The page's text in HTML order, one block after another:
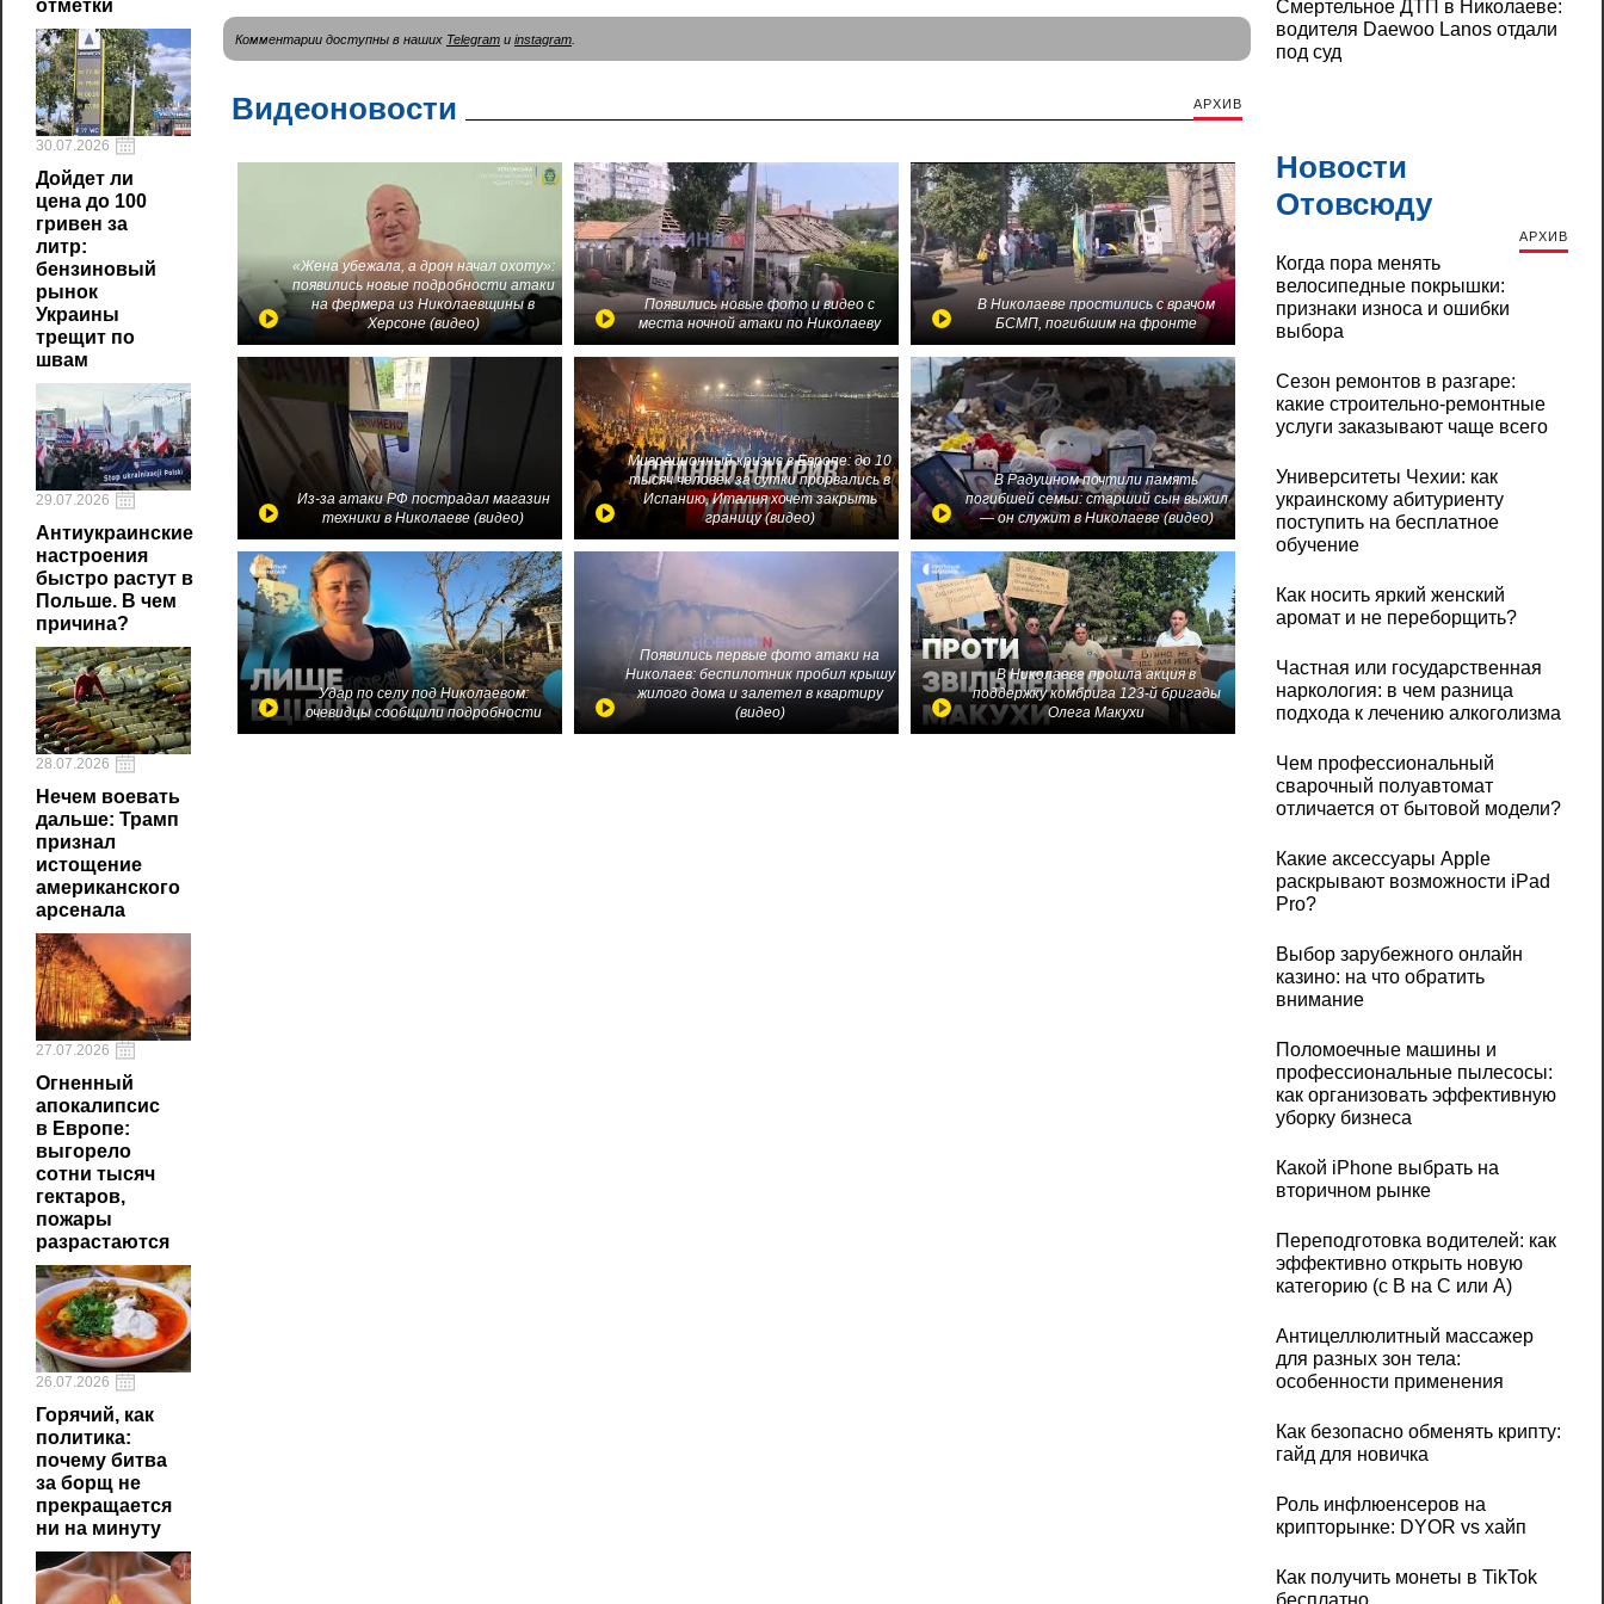
отметки
30.07.2026
Дойдет ли
цена до 100
гривен за
литр:
бензиновый
рынок
Украины
трещит по
швам
29.07.2026
Антиукраинские
настроения
быстро растут в
Польше. В чем
причина?
28.07.2026
Нечем воевать
дальше: Трамп
признал
истощение
американского
арсенала
27.07.2026
Огненный
апокалипсис
в Европе:
выгорело
сотни тысяч
гектаров,
пожары
разрастаются
26.07.2026
Горячий, как
политика:
почему битва
за борщ не
прекращается
ни на минуту
Комментарии доступны в наших Telegram и instagram
Видеоновости АРХИВ
«Жена убежала, а дрон начал охоту»:
появились новые подробности атаки
на фермера из Николаевщины в
Херсоне (видео)
Появились новые фото и видео с
места ночной атаки по Николаеву
В Николаеве простились с врачом
БСМП, погибшим на фронте
Из-за атаки РФ пострадал магазин
техники в Николаеве (видео)
Миграционный кризис в Европе: до 10
тысяч человек за сутки прорвались в
Испанию, Италия хочет закрыть
границу (видео)
В Радушном почтили память
погибшей семьи: старший сын выжил
— он служит в Николаеве (видео)
Удар по селу под Николаевом:
очевидцы сообщили подробности
Появились первые фото атаки на
Николаев: беспилотник пробил крышу
жилого дома и залетел в квартиру
(видео)
В Николаеве прошла акция в
поддержку комбрига 123-й бригады
Олега Макухи
Смертельное ДТП в Николаеве:
водителя Daewoo Lanos отдали
под суд
Новости
Отовсюду
АРХИВ
Когда пора менять
велосипедные покрышки:
признаки износа и ошибки
выбора
Сезон ремонтов в разгаре:
какие строительно-ремонтные
услуги заказывают чаще всего
Университеты Чехии: как
украинскому абитуриенту
поступить на бесплатное
обучение
Как носить яркий женский
аромат и не переборщить?
Частная или государственная
наркология: в чем разница
подхода к лечению алкоголизма
Чем профессиональный
сварочный полуавтомат
отличается от бытовой модели?
Какие аксессуары Apple
раскрывают возможности iPad
Pro?
Выбор зарубежного онлайн
казино: на что обратить
внимание
Поломоечные машины и
профессиональные пылесосы:
как организовать эффективную
уборку бизнеса
Какой iPhone выбрать на
вторичном рынке
Переподготовка водителей: как
эффективно открыть новую
категорию (с B на C или А)
Антицеллюлитный массажер
для разных зон тела:
особенности применения
Как безопасно обменять крипту:
гайд для новичка
Роль инфлюенсеров на
крипторынке: DYOR vs хайп
Как получить монеты в TikTok